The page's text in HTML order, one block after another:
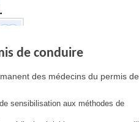
de conduire
des médecins du permis de
sensibilisation aux méthodes de